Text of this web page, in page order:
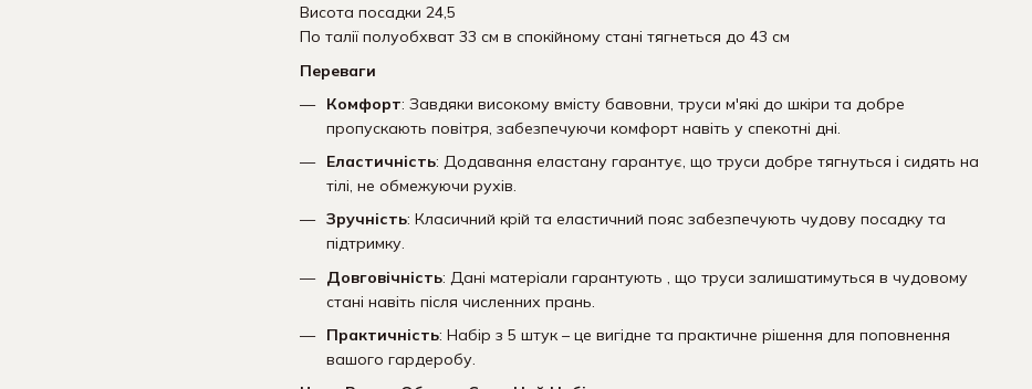
Висота посадки 24,5
По талії полуобхват 33 см в спокійному стані тягнеться до 43 см
Переваги
Комфорт: Завдяки високому вмісту бавовни, труси м'які до шкіри та добре
пропускають повітря, забезпечуючи комфорт навіть у спекотні дні.
Еластичність: Додавання еластану гарантує, що труси добре тягнуться і сидять на
тілі, не обмежуючи рухів.
Зручність: Класичний крій та еластичний пояс забезпечують чудову посадку та
підтримку.
Довговічність: Дані матеріали гарантують , що труси залишатимуться в чудовому
стані навіть після численних прань.
Практичність: Набір з 5 штук – це вигідне та практичне рішення для поповнення
вашого гардеробу.